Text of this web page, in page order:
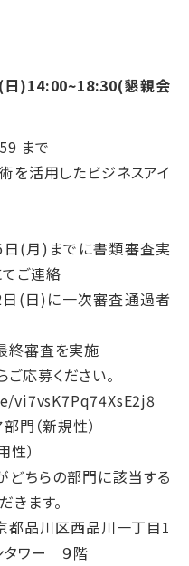
日)14:00~18:30(懇親会
まで
を活用したビジネスアイ
(月)までに書類審査実
ご連絡
(日)に一次審査通過者
査を実施
応募ください。
門（新規性）
性）
ちらの部門に該当する
きます。
都品川区西品川一丁目1
ワー ９階